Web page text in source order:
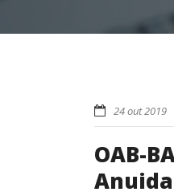
24 out 2019
OAB-